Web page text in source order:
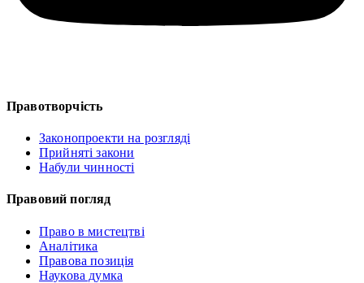
Правотворчість
Законопроекти на розгляді
Прийняті закони
Набули чинності
Правовий погляд
Право в мистецтві
Аналітика
Правова позиція
Наукова думка